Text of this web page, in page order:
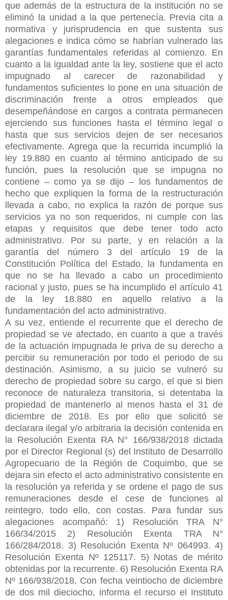
que además de la estructura de la institución no se
eliminó la unidad a la que pertenecía. Previa cita a
normativa y jurisprudencia en que sustenta sus
alegaciones e indica cómo se habrían vulnerado las
garantías fundamentales referidas al comienzo. En
cuanto a la igualdad ante la ley, sostiene que el acto
impugnado al carecer de razonabilidad y
fundamentos suficientes lo pone en una situación de
discriminación frente a otros empleados que
desempeñándose en cargos a contrata permanecen
ejerciendo sus funciones hasta el término legal o
hasta que sus servicios dejen de ser necesarios
efectivamente. Agrega que la recurrida incumplió la
ley 19.880 en cuanto al término anticipado de su
función, pues la resolución que se impugna no
contiene – como ya se dijo – los fundamentos de
hecho que expliquen la forma de la restructuración
llevada a cabo, no explica la razón de porque sus
servicios ya no son requeridos, ni cumple con las
etapas y requisitos que debe tener todo acto
administrativo. Por su parte, y en relación a la
garantía del número 3 del artículo 19 de la
Constitución Política del Estado, la fundamenta en
que no se ha llevado a cabo un procedimiento
racional y justo, pues se ha incumplido el artículo 41
de la ley 18.880 en aquello relativo a la
fundamentación del acto administrativo.
A su vez, entiende el recurrente que el derecho de
propiedad se ve afectado, en cuanto a que a través
de la actuación impugnada le priva de su derecho a
percibir su remuneración por todo el periodo de su
destinación. Asimismo, a su juicio se vulneró su
derecho de propiedad sobre su cargo, el que si bien
reconoce de naturaleza transitoria, si detentaba la
propiedad de mantenerlo al menos hasta el 31 de
diciembre de 2018. Es por ello que solicitó se
declarara ilegal y/o arbitraria la decisión contenida en
la Resolución Exenta RA N° 166/938/2018 dictada
por el Director Regional (s) del Instituto de Desarrollo
Agropecuario de la Región de Coquimbo, que se
dejara sin efecto el acto administrativo consistente en
la resolución ya referida y se ordene el pago de sus
remuneraciones desde el cese de funciones al
reintegro, todo ello, con costas. Para fundar sus
alegaciones acompañó: 1) Resolución TRA N°
166/34/2015 2) Resolución Exenta TRA N°
166/284/2018. 3) Resolución Exenta Nº 064993. 4)
Resolución Exenta Nº 125117. 5) Notas de mérito
obtenidas por la recurrente. 6) Resolución Exenta RA
Nº 166/938/2018. Con fecha veintiocho de diciembre
de dos mil dieciocho, informa el recurso el Instituto